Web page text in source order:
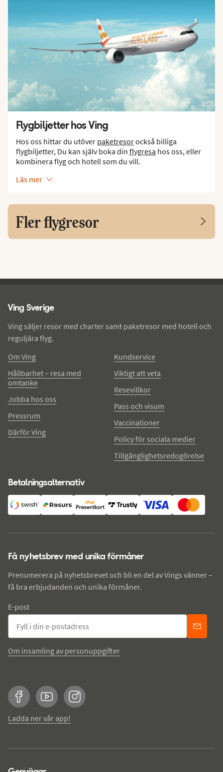
Flygbiljetter hos Ving
Hos oss hittar du utöver paketresorockså billiga
flygbiljetter, Du kan själv boka din flygresa hos oss, eller
kombinera flyg och hotell som du vill.
Läs mer
Fler flygresor
Ving Sverige
Ving säljer resor med charter samt paketresor med hotell och
reguljära flyg.
Om Ving
Hållbarhet – resa med
omtanke
Jobba hos oss
Pressrum
Därför Ving
Kundservice
Viktigt att veta
Resevillkor
Pass och visum
Vaccinationer
Policy för sociala medier
Tillgänglighetsredogörelse
Betalningsalternativ
Få nyhetsbrev med unika förmåner
Prenumerera på nyhetsbrevet och bli en del av Vings vänner –
få bra erbjudanden och unika förmåner.
E-post
Om insamling av personuppgifter
FacebookYouTubeInstagram
Ladda ner vår app!